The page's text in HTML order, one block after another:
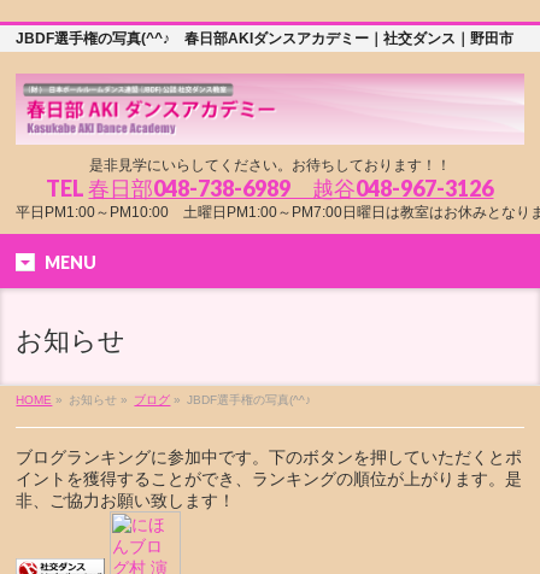
JBDF選手権の写真(^^♪ 春日部AKIダンスアカデミー｜社交ダンス｜野田市
是非見学にいらしてください。お待ちしております！！
TEL春日部048-738-6989 越谷048-967-3126
平日PM1:00～PM10:00 土曜日PM1:00～PM7:00日曜日は教室はお休みとなり
MENU
お知らせ
HOME » お知らせ » ブログ » JBDF選手権の写真(^^♪
ブログランキングに参加中です。下のボタンを押していただくとポ
イントを獲得することができ、ランキングの順位が上がります。是
非、ご協力お願い致します！